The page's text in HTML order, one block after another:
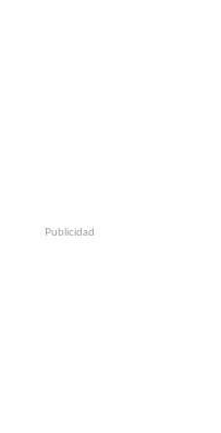
Publicidad